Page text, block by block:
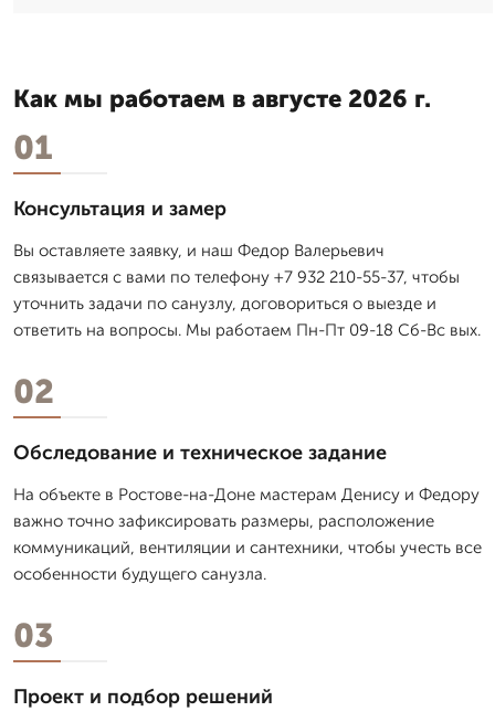
Как мы работаем в августе 2026 г.
01
Консультация и замер
Вы оставляете заявку, и наш Федор Валерьевич
связывается с вами по телефону +7 932 210-55-37, чтобы
уточнить задачи по санузлу, договориться о выезде и
ответить на вопросы. Мы работаем Пн-Пт 09-18 Сб-Вс вых.
02
Обследование и техническое задание
На объекте в Ростове-на-Доне мастерам Денису и Федору
важно точно зафиксировать размеры, расположение
коммуникаций, вентиляции и сантехники, чтобы учесть все
особенности будущего санузла.
03
Проект и подбор решений